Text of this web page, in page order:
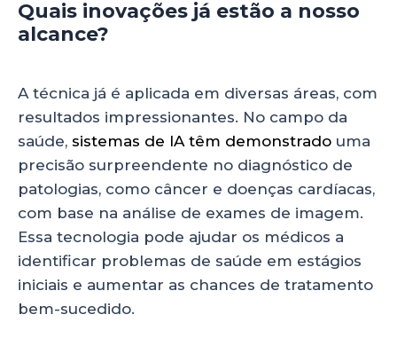
Quais inovações já estão a nosso
alcance?
A técnica já é aplicada em diversas áreas, com
resultados impressionantes. No campo da
saúde, sistemas de IA têm demonstrado uma
precisão surpreendente no diagnóstico de
patologias, como câncer e doenças cardíacas,
com base na análise de exames de imagem.
Essa tecnologia pode ajudar os médicos a
identificar problemas de saúde em estágios
iniciais e aumentar as chances de tratamento
bem-sucedido.